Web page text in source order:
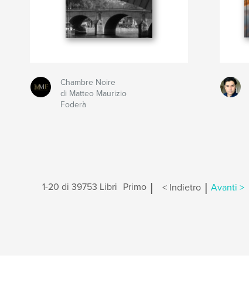
Chambre Noire
di Matteo Maurizio
Foderà
1-20 di 39753 Libri Primo < Indietro Avanti >